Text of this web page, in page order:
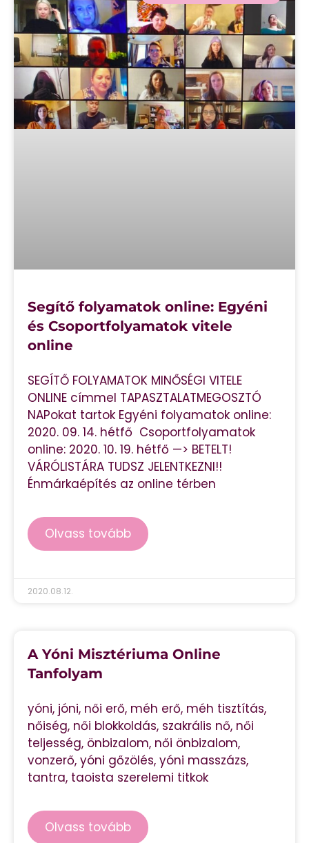
Segítő folyamatok online: Egyéni
és Csoportfolyamatok vitele
online
SEGÍTŐ FOLYAMATOK MINŐSÉGI VITELE
ONLINE címmel TAPASZTALATMEGOSZTÓ
NAPokat tartok Egyéni folyamatok online:
2020. 09. 14. hétfő Csoportfolyamatok
online: 2020. 10. 19. hétfő —> BETELT!
VÁRÓLISTÁRA TUDSZ JELENTKEZNI!!
Énmárkaépítés az online térben
Olvass tovább
2020.08.12.
A Yóni Misztériuma Online
Tanfolyam
yóni, jóni, női erő, méh erő, méh tisztítás,
nőiség, női blokkoldás, szakrális nő, női
teljesség, önbizalom, női önbizalom,
vonzerő, yóni gőzölés, yóni masszázs,
tantra, taoista szerelemi titkok
Olvass tovább